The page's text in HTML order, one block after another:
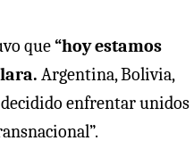
que“hoy estamos
Argentina, Bolivia,
decidido enfrentar unidos